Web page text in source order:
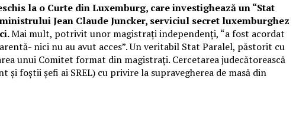
la o Curte din Luxemburg, care investighează un “Stat
Jean Claude Juncker, serviciul secret luxemburghez
Mai mult, potrivit unor magistrați independenți, “a fost acordat
nici nu au avut acces”. Un veritabil Stat Paralel, păstorit cu
unui Comitet format din magistrați. Cercetarea judecătorească
foștii șefi ai SREL) cu privire la supravegherea de masă din